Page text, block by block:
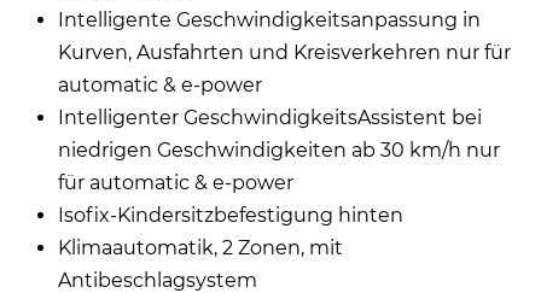
Intelligente Geschwindigkeitsanpassung in
Kurven, Ausfahrten und Kreisverkehren nur für
automatic & e-power
Intelligenter GeschwindigkeitsAssistent bei
niedrigen Geschwindigkeiten ab 30 km/h nur
für automatic & e-power
Isofix-Kindersitzbefestigung hinten
Klimaautomatik, 2 Zonen, mit
Antibeschlagsystem